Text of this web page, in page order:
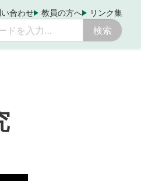
合わせ 教員の方へ リンク集